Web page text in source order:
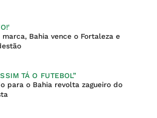
Bahia vence o Fortaleza e
TÁ O FUTEBOL”
para o Bahia revolta zagueiro do